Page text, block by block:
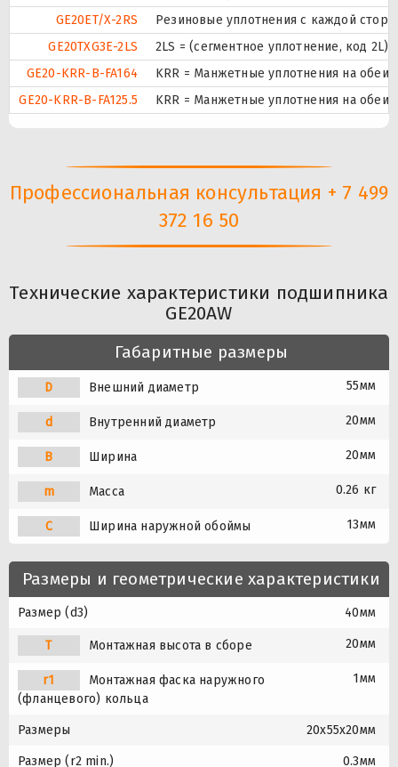
GE20ET/X-2RS
Резиновые уплотнения с каждой
GE20TXG3E-2LS
2LS = (сегментное уплотнение, код
GE20-KRR-B-FA164
KRR = Манжетные уплотнения на
GE20-KRR-B-FA125.5
KRR = Манжетные уплотнения на
Профессиональная консультация + 7 499
372 16 50
Технические характеристики подшипника
GE20AW
Габаритные размеры
D Внешний диаметр 55мм
d Внутренний диаметр 20мм
B Ширина 20мм
m Масса 0.26 кг
C Ширина наружной обоймы 13мм
Размеры и геометрические характеристики
Размер (d3) 40мм
T Монтажная высота в сборе 20мм
r1
Монтажная фаска наружного
(фланцевого) кольца
1мм
Размеры 20x55x20мм
Размер (r2 min.) 0.3мм